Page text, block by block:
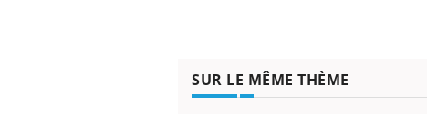
SUR LE MÊME THÈME